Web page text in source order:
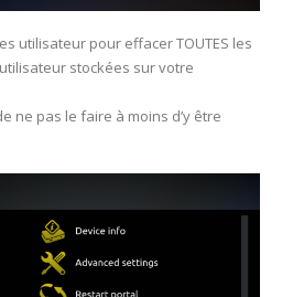
utilisateur pour effacer TOUTES les
stockées sur votre
ne pas le faire à moins d’y être